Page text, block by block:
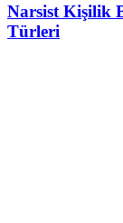
Narsist Kişilik
Türleri